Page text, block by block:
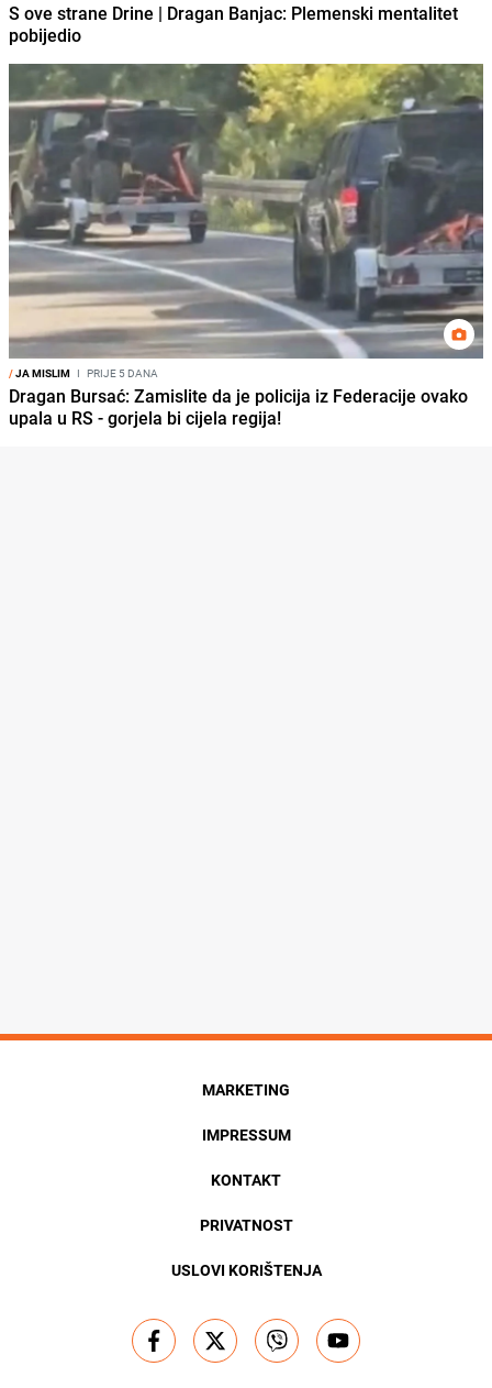
S ove strane Drine | Dragan Banjac: Plemenski mentalitet
pobijedio
/JA MISLIM I PRIJE 5 DANA
Dragan Bursać: Zamislite da je policija iz Federacije ovako
upala u RS - gorjela bi cijela regija!
MARKETING
IMPRESSUM
KONTAKT
PRIVATNOST
USLOVI KORIŠTENJA